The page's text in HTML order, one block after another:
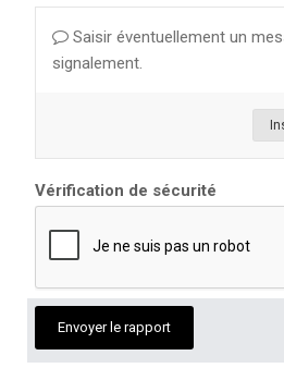
Saisir éventuellement un
signalement.
Vérification de sécurité
Envoyer le rapport